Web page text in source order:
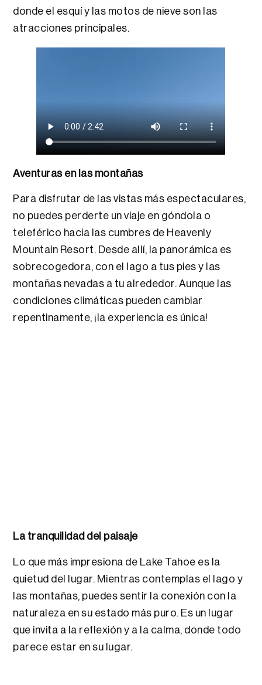
donde el esquí y las motos de nieve son las
atracciones principales.
Aventuras en las montañas
Para disfrutar de las vistas más espectaculares,
no puedes perderte un viaje en góndola o
teleférico hacia las cumbres de Heavenly
Mountain Resort. Desde allí, la panorámica es
sobrecogedora, con el lago a tus pies y las
montañas nevadas a tu alrededor. Aunque las
condiciones climáticas pueden cambiar
repentinamente, ¡la experiencia es única!
La tranquilidad del paisaje
Lo que más impresiona de Lake Tahoe es la
quietud del lugar. Mientras contemplas el lago y
las montañas, puedes sentir la conexión con la
naturaleza en su estado más puro. Es un lugar
que invita a la reflexión y a la calma, donde todo
parece estar en su lugar.